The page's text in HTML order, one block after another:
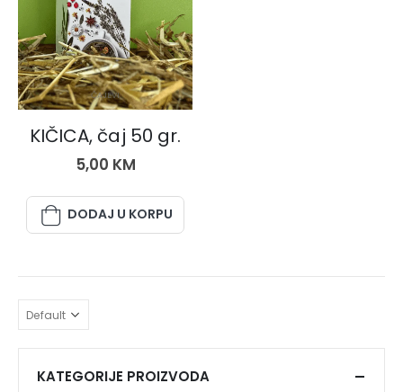
ČAJEVI
KIČICA, čaj 50 gr.
5,00 KM
DODAJ U KORPU
KATEGORIJE PROIZVODA